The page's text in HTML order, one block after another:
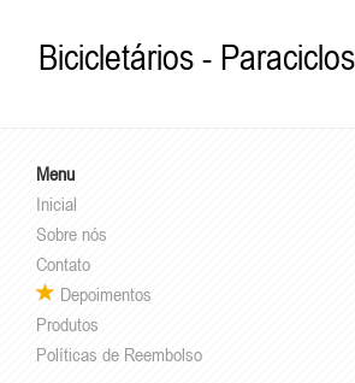
Bicicletários -
Menu
Inicial
Sobre nós
Contato
Depoimentos
Produtos
Políticas de Reembolso